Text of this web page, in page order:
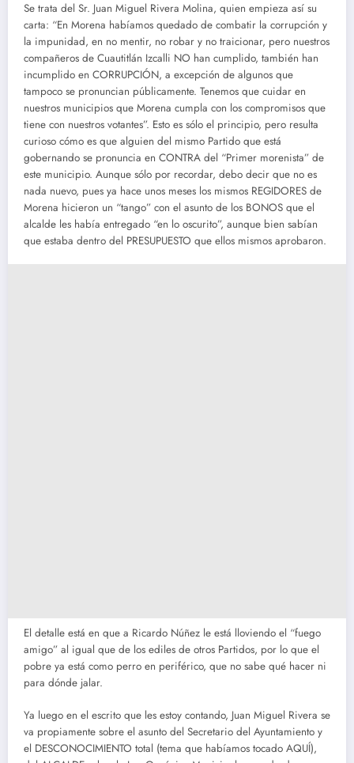
Se trata del Sr. Juan Miguel Rivera Molina, quien empieza así su
carta: “En Morena habíamos quedado de combatir la corrupción y
la impunidad, en no mentir, no robar y no traicionar, pero nuestros
compañeros de Cuautitlán Izcalli NO han cumplido, también han
incumplido en CORRUPCIÓN, a excepción de algunos que
tampoco se pronuncian públicamente. Tenemos que cuidar en
nuestros municipios que Morena cumpla con los compromisos que
tiene con nuestros votantes”. Esto es sólo el principio, pero resulta
curioso cómo es que alguien del mismo Partido que está
gobernando se pronuncia en CONTRA del “Primer morenista” de
este municipio. Aunque sólo por recordar, debo decir que no es
nada nuevo, pues ya hace unos meses los mismos REGIDORES de
Morena hicieron un “tango” con el asunto de los BONOS que el
alcalde les había entregado “en lo oscurito”, aunque bien sabían
que estaba dentro del PRESUPUESTO que ellos mismos aprobaron.
El detalle está en que a Ricardo Núñez le está lloviendo el “fuego
amigo” al igual que de los ediles de otros Partidos, por lo que el
pobre ya está como perro en periférico, que no sabe qué hacer ni
para dónde jalar.
Ya luego en el escrito que les estoy contando, Juan Miguel Rivera se
va propiamente sobre el asunto del Secretario del Ayuntamiento y
el DESCONOCIMIENTO total (tema que habíamos tocado AQUÍ),